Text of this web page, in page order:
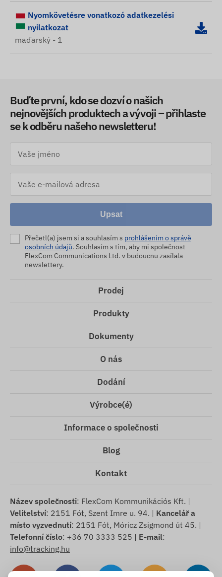
Nyomkövetésre vonatkozó adatkezelési
nyilatkozat
maďarský - 1
Buďte první, kdo se dozví o našich
nejnovějších produktech a vývoji – přihlaste
se k odběru našeho newsletteru!
Upsat
Přečetl(a) jsem si a souhlasím s prohlášením o správě
osobních údajů. Souhlasím s tím, aby mi společnost
FlexCom Communications Ltd. v budoucnu zasílala
newslettery.
Prodej
Produkty
Dokumenty
O nás
Dodání
Výrobce(é)
Informace o společnosti
Blog
Kontakt
Název společnosti: FlexCom Kommunikációs Kft. |
Velitelství: 2151 Fót, Szent Imre u. 94. | Kancelář a
místo vyzvednutí: 2151 Fót, Móricz Zsigmond út 45. |
Telefonní číslo: +36 70 3333 525 | E-mail:
info@tracking.hu